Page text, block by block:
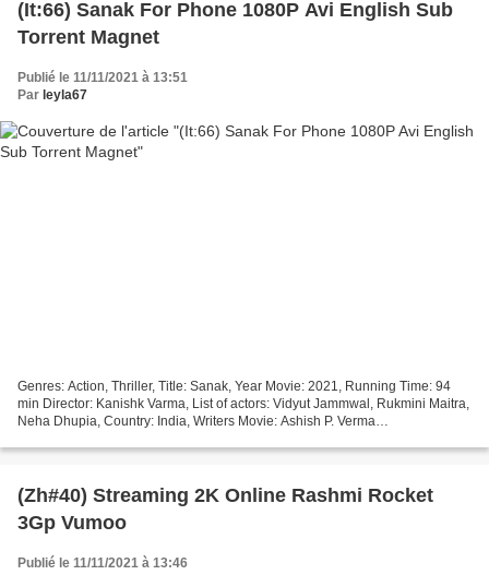
(It:66) Sanak For Phone 1080P Avi English Sub
Torrent Magnet
Publié le 11/11/2021 à 13:51
Par leyla67
Genres: Action, Thriller, Title: Sanak, Year Movie: 2021, Running Time: 94
min Director: Kanishk Varma, List of actors: Vidyut Jammwal, Rukmini Maitra,
Neha Dhupia, Country: India, Writers Movie: Ashish P. Verma
(Zh#40) Streaming 2K Online Rashmi Rocket
3Gp Vumoo
Publié le 11/11/2021 à 13:46